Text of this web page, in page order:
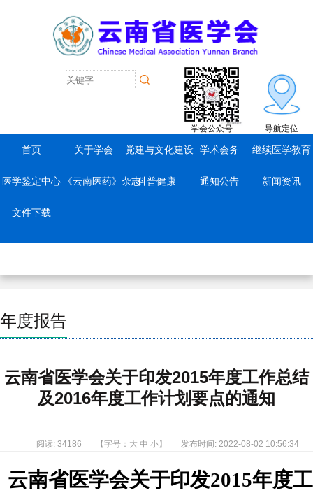
导航定位
学会公众号
首页 关于学会 党建与文化建设 学术会务 继续医学教育
医学鉴定中心 《云南医药》杂志科普健康 通知公告 新闻资讯
文件下载
年度报告
云南省医学会关于印发2015年度工作总结
及2016年度工作计划要点的通知
发布时间: 2022-08-02 10:56:34
【字号： 大 中 小】
阅读: 34186
云南省医学会关于印发2015年度工